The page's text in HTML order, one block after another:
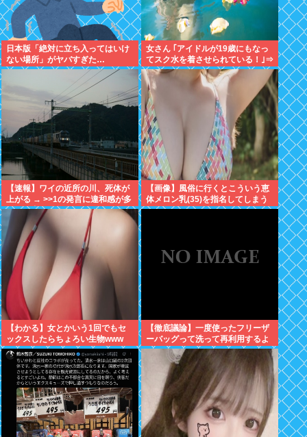
日本版「絶対に立ち入ってはいけ
ない場所」がヤバすぎた…
女さん ｢アイドルが19歳にもなっ
てスク水を着させられている！｣⇒
結果ｗｗｗ
【速報】ワイの近所の川、死体が
上がる → >>1の発言に違和感が多
くスレ内も騒然⇒・・！！！
【画像】風俗に行くとこういう恵
体メロン乳(35)を指名してしまう
奴www
【わかる】女とかいう1回でもセ
ックスしたらちょろい生物www
【徹底議論】一度使ったフリーザ
ーバッグって洗って再利用するよ
な？